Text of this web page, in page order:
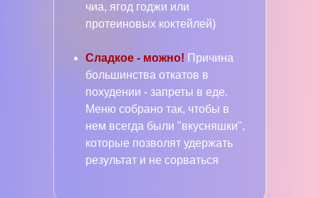
чиа, ягод годжи или
протеиновых коктейлей)
Сладкое - можно! Причина
большинства откатов в
похудении - запреты в еде.
Меню собрано так, чтобы в
нем всегда были "вкусняшки",
которые позволят удержать
результат и не сорваться